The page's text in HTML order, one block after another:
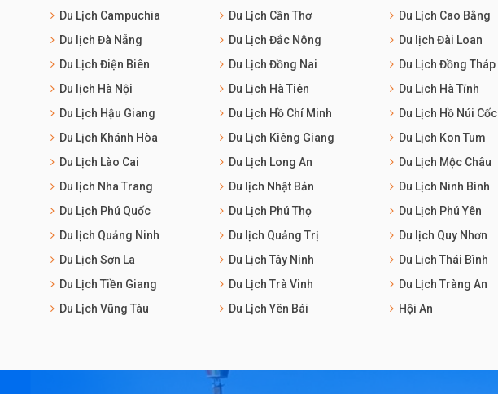
Du Lịch Campuchia
Du Lịch Cần Thơ Du Lịch Cao Bằng
Du lịch Đà Nẵng
Du Lịch Đắc Nông Du lịch Đài Loan
Du Lịch Điện Biên
Du Lịch Đồng Nai Du Lịch Đồng Tháp
Du lịch Hà Nội
Du Lịch Hà Tiên Du Lịch Hà Tĩnh
Du Lịch Hậu Giang
Du Lịch Hồ Chí Minh Du Lịch Hồ Núi Cốc
Du Lịch Khánh Hòa
Du Lịch Kiêng Giang Du Lịch Kon Tum
Du Lịch Lào Cai
Du Lịch Long An Du Lịch Mộc Châu
Du lịch Nha Trang
Du lịch Nhật Bản Du Lịch Ninh Bình
Du Lịch Phú Quốc
Du Lịch Phú Thọ Du Lịch Phú Yên
Du lịch Quảng Ninh
Du lịch Quảng Trị Du lịch Quy Nhơn
Du Lịch Sơn La
Du Lịch Tây Ninh Du Lịch Thái Bình
Du Lịch Tiền Giang
Du Lịch Trà Vinh Du Lịch Tràng An
Du Lịch Vũng Tàu
Du Lịch Yên Bái Hội An